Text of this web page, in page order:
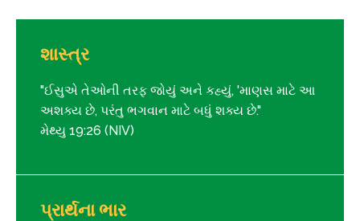
શાસ્ત્ર
"ઈસુએ તેઓની તરફ જોયું અને કહ્યું, 'માણસ માટે આ
અશક્ય છે, પરંતુ ભગવાન માટે બધું શક્ય છે."
મેથ્યુ 19:26 (NIV)
પ્રાર્થના ભાર